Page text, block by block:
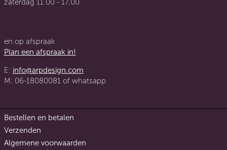
zaterdag 11.00 - 17.00
en op afspraak
Plan een afspraak in!
E: info@arpdesign.com
M: 06-18080081 of whatsapp
Bestellen en betalen
Verzenden
Algemene voorwaarden